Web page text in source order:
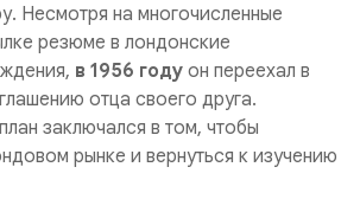
Несмотря на многочисленные
резюме в лондонские
в 1956 году он переехал в
отца своего друга.
заключался в том, чтобы
рынке и вернуться к изучению